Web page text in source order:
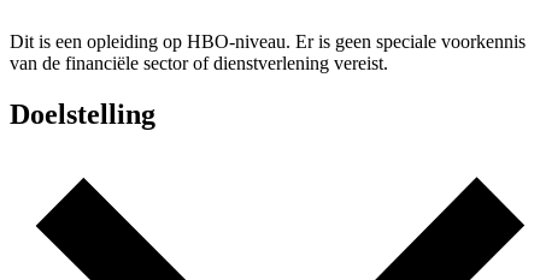
Dit is een opleiding op HBO-niveau. Er is geen speciale voorkennis
van de financiële sector of dienstverlening vereist.
Doelstelling